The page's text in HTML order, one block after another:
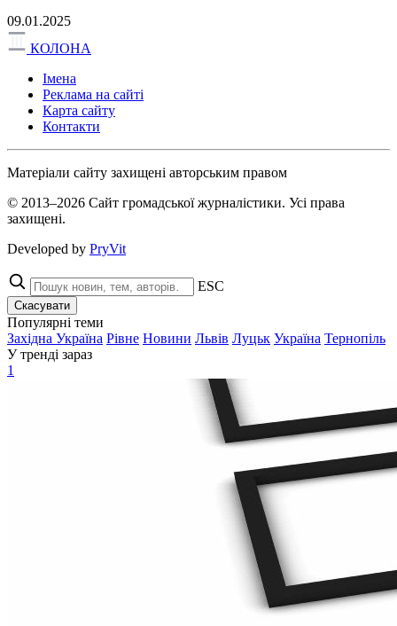
09.01.2025
КОЛОНА
Імена
Реклама на сайті
Карта сайту
Контакти
Матеріали сайту захищені авторським правом
© 2013–2026 Сайт громадської журналістики. Усі права
захищені.
Developed by PryVit
ESC
Скасувати
Популярні теми
Західна Україна Рівне Новини Львів Луцьк Україна Тернопіль
У тренді зараз
1